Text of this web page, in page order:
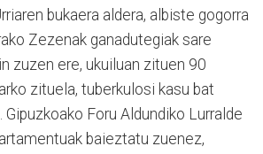
bukaera aldera, albiste gogorra
Zezenak ganadutegiak sare
zuzen ere, ukuiluan zituen 90
zituela, tuberkulosi kasu bat
Foru Aldundiko Lurralde
baieztatu zuenez,